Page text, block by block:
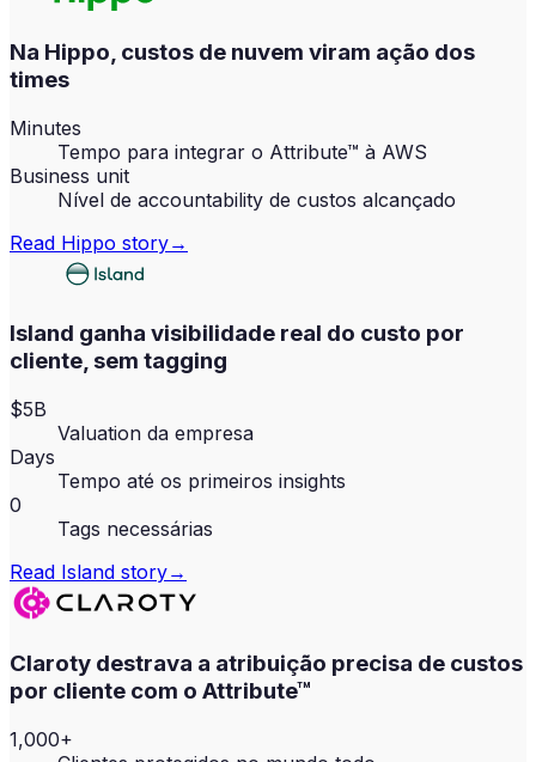
Na Hippo, custos de nuvem viram ação dos
times
Minutes
Tempo para integrar o Attribute™ à AWS
Business unit
Nível de accountability de custos alcançado
Read Hippo story→
Island ganha visibilidade real do custo por
cliente, sem tagging
$5B
Valuation da empresa
Days
Tempo até os primeiros insights
0
Tags necessárias
Read Island story→
Claroty destrava a atribuição precisa de custos
por cliente com o Attribute™
1,000+